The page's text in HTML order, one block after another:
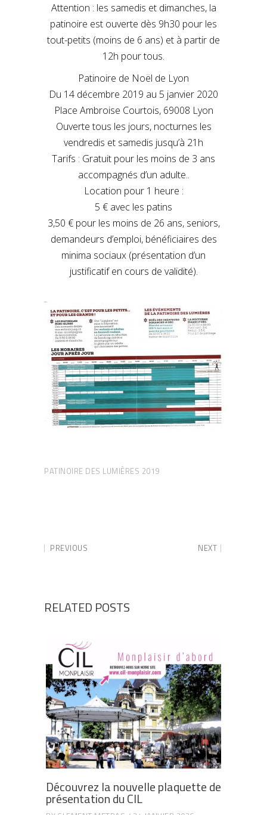
Attention : les samedis et dimanches, la
patinoire est ouverte dès 9h30 pour les
tout-petits (moins de 6 ans) et à partir de
12h pour tous.
Patinoire de Noël de Lyon
Du 14 décembre 2019 au 5 janvier 2020
Place Ambroise Courtois, 69008 Lyon
Ouverte tous les jours, nocturnes les
vendredis et samedis jusqu’à 21h
Tarifs : Gratuit pour les moins de 3 ans
accompagnés d’un adulte..
Location pour 1 heure :
5 € avec les patins
3,50 € pour les moins de 26 ans, seniors,
demandeurs d’emploi, bénéficiaires des
minima sociaux (présentation d’un
justificatif en cours de validité).
PATINOIRE DES LUMIÈRES 2019
PREVIOUS NEXT
RELATED POSTS
Découvrez la nouvelle plaquette de
présentation du CIL